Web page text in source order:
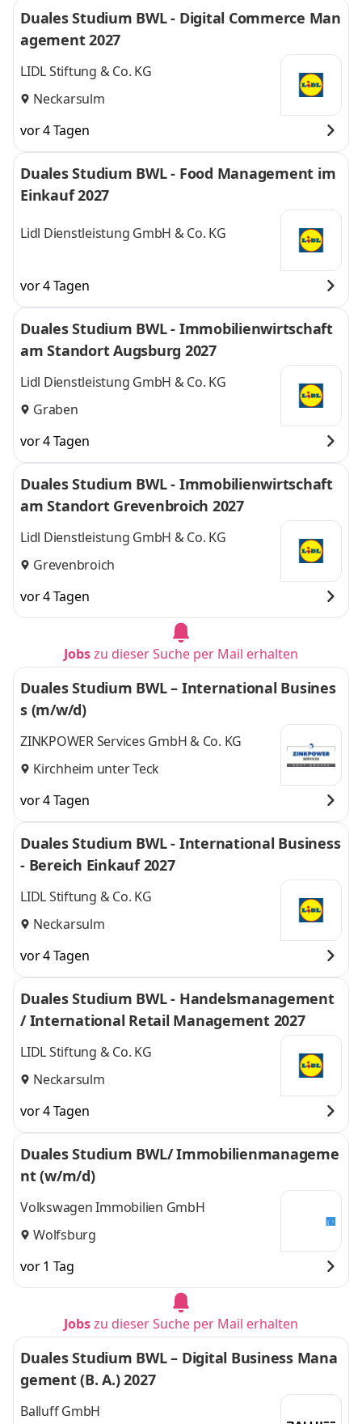
Duales Studium BWL - Digital Commerce Man
agement 2027
LIDL Stiftung & Co. KG
Neckarsulm
vor 4 Tagen
Duales Studium BWL - Food Management im
Einkauf 2027
Lidl Dienstleistung GmbH & Co. KG
vor 4 Tagen
Duales Studium BWL - Immobilienwirtschaft
am Standort Augsburg 2027
Lidl Dienstleistung GmbH & Co. KG
Graben
vor 4 Tagen
Duales Studium BWL - Immobilienwirtschaft
am Standort Grevenbroich 2027
Lidl Dienstleistung GmbH & Co. KG
Grevenbroich
vor 4 Tagen
Jobszu dieser Suche per Mail erhalten
Duales Studium BWL – International Busines
s (m/w/d)
ZINKPOWER Services GmbH & Co. KG
Kirchheim unter Teck
vor 4 Tagen
Duales Studium BWL - International Business
- Bereich Einkauf 2027
LIDL Stiftung & Co. KG
Neckarsulm
vor 4 Tagen
Duales Studium BWL - Handelsmanagement
/ International Retail Management 2027
LIDL Stiftung & Co. KG
Neckarsulm
vor 4 Tagen
Duales Studium BWL/ Immobilienmanageme
nt (w/m/d)
Volkswagen Immobilien GmbH
Wolfsburg
vor 1 Tag
Jobszu dieser Suche per Mail erhalten
Duales Studium BWL – Digital Business Mana
gement (B. A.) 2027
Balluff GmbH